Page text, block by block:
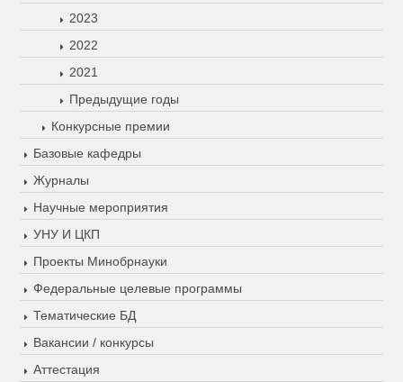
2023
2022
2021
Предыдущие годы
Конкурсные премии
Базовые кафедры
Журналы
Научные мероприятия
УНУ И ЦКП
Проекты Минобрнауки
Федеральные целевые программы
Тематические БД
Вакансии / конкурсы
Аттестация